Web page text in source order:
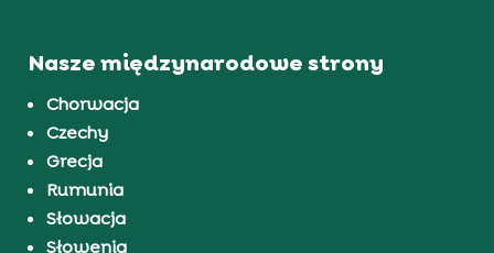
Nasze międzynarodowe strony
Chorwacja
Czechy
Grecja
Rumunia
Słowacja
Słowenia